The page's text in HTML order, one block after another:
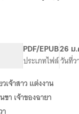
PDF/EPUB
ประเภทไฟล์
26 ม
วันที่ว
เจ้าสาว แต่งงาน
า เจ้าของฉายา